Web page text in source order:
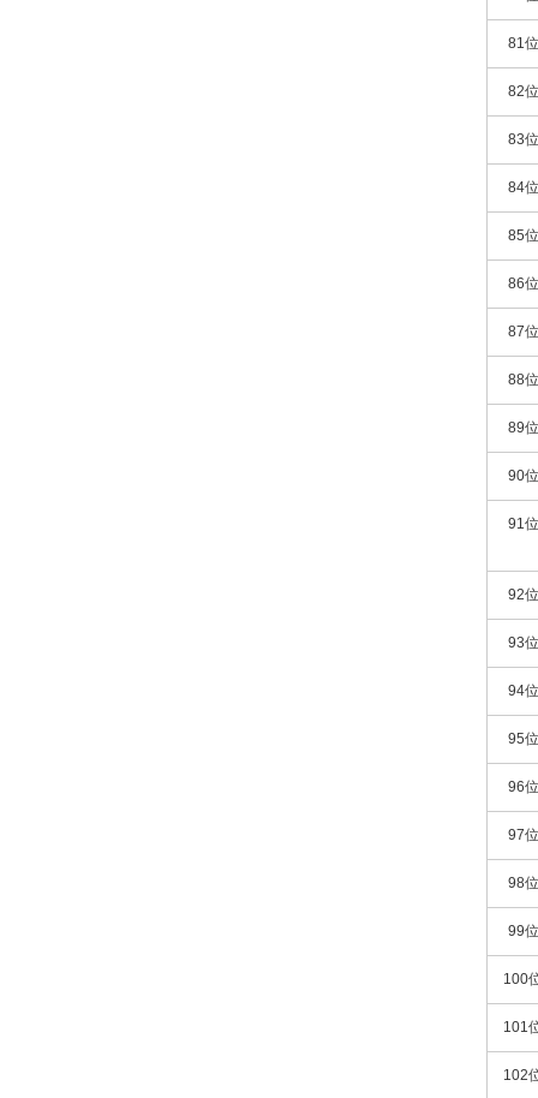
81位
82位
83位
84位
85位
86位
87位
88位
89位
90位
91位
92位
93位
94位
95位
96位
97位
98位
99位
100
101
102